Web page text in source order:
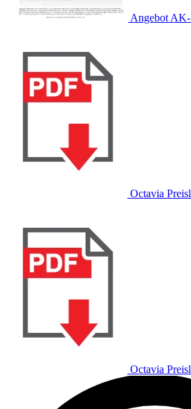
Angebot AK-
Octavia
Octavia